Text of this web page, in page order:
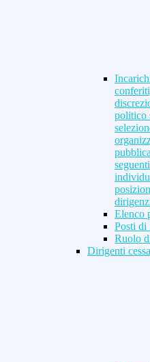
politico
Elenco
Posti di
Ruolo
Dirigenti